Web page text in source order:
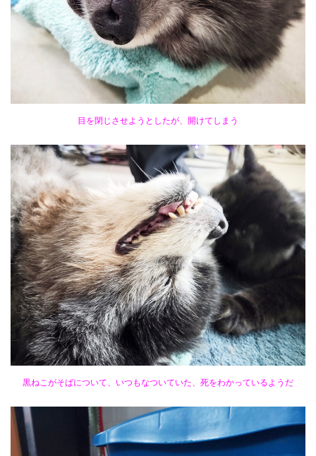
目を閉じさせようとしたが、開けてしまう
黒ねこがそばについて、いつもなついていた、死をわかっているようだ